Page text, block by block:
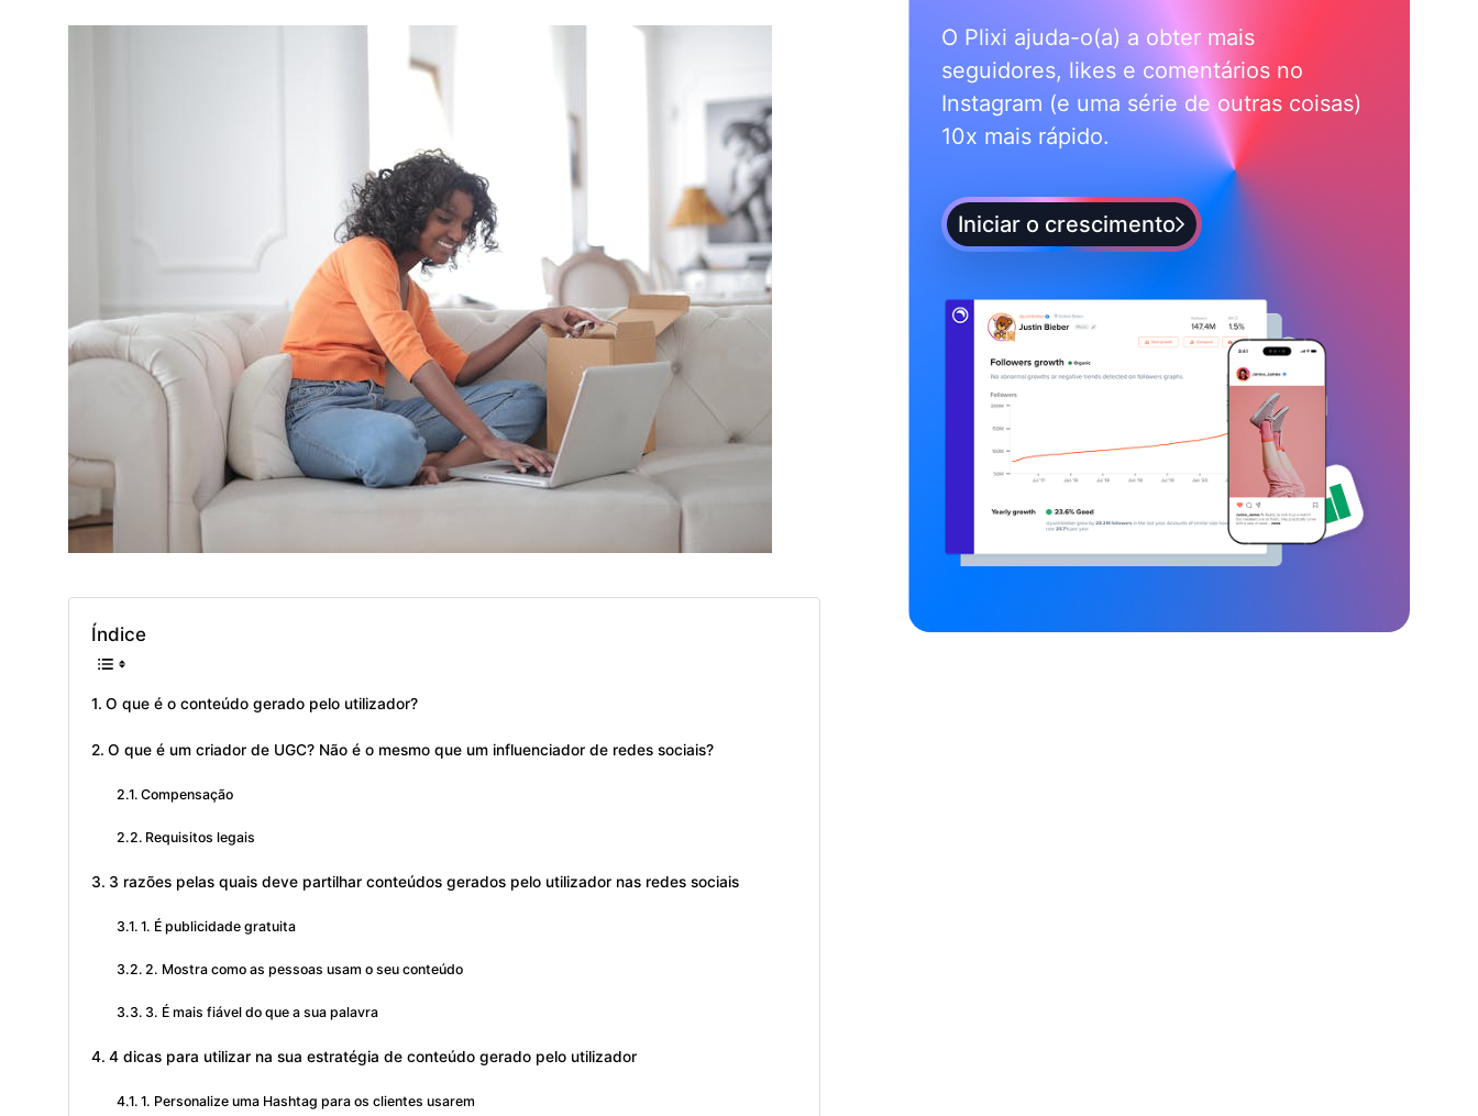
Índice
O que é o conteúdo gerado pelo utilizador?
O que é um criador de UGC? Não é o mesmo que um influenciador de redes sociais?
Compensação
Requisitos legais
3 razões pelas quais deve partilhar conteúdos gerados pelo utilizador nas redes sociais
1. É publicidade gratuita
2. Mostra como as pessoas usam o seu conteúdo
3. É mais fiável do que a sua palavra
4 dicas para utilizar na sua estratégia de conteúdo gerado pelo utilizador
1. Personalize uma Hashtag para os clientes usarem
O Plixi ajuda-o(a) a obter mais
seguidores, likes e comentários no
Instagram (e uma série de outras coisas)
10x mais rápido.
Iniciar o crescimento